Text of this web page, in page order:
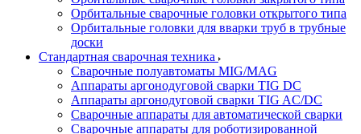
Орбитальные сварочные головки открытого типа
Орбитальные головки для вварки труб в трубные
доски
Стандартная сварочная техника
Сварочные полуавтоматы MIG/MAG
Аппараты аргонодуговой сварки TIG DC
Аппараты аргонодуговой сварки TIG AC/DC
Сварочные аппараты для автоматической сварки
Сварочные аппараты для роботизированной